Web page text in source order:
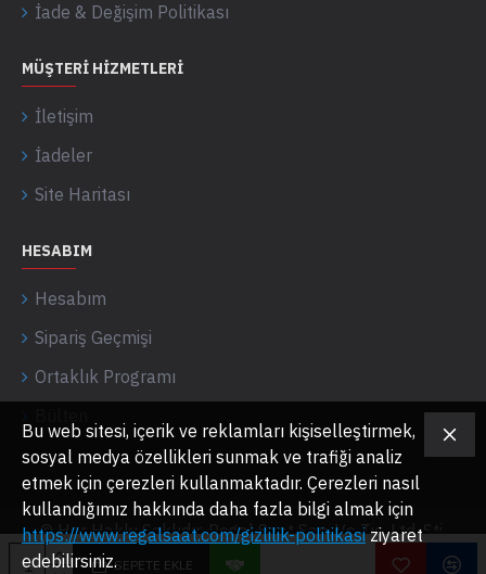
SEPETE EKLE
İade & Değişim Politikası
MÜŞTERI HIZMETLERI
İletişim
İadeler
Site Haritası
HESABIM
Hesabım
Sipariş Geçmişi
Ortaklık Programı
© Her Hakkı Saklıdır. Regal Saat San. Ve Tic. Ltd. Şti.
Bu web sitesi, içerik ve reklamları kişiselleştirmek,
sosyal medya özellikleri sunmak ve trafiği analiz
etmek için çerezleri kullanmaktadır. Çerezleri nasıl
kullandığımız hakkında daha fazla bilgi almak için
https://www.regalsaat.com/gizlilik-politikasiziyaret
edebilirsiniz.